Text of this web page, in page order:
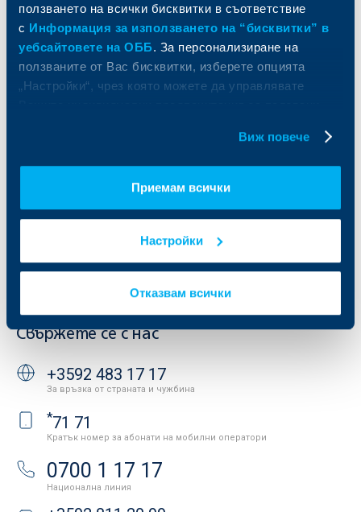
ползването на всички бисквитки в съответствие
с Информация за използването на “бисквитки” в
уебсайтовете на ОББ. За персонализиране на
ползваните от Вас бисквитки, изберете опцията
„Настройки“, чрез която можете да управлявате
Виж повече
Приемам всички
Настройки
Отказвам всички
За ОББ
Отчети и анализи
Други документи
Новини
Групата на KBC
ОББ Асет мениджмънт
Продажба на имоти
Условия за ползване на сайта
Бисквитки
Защита на личните данни
API портал за разработчици
Свържете се с нас
+3592 483 17 17
За връзка от страната и чужбина
*71 71
Кратък номер за абонати на мобилни оператори
0700 1 17 17
Национална линия